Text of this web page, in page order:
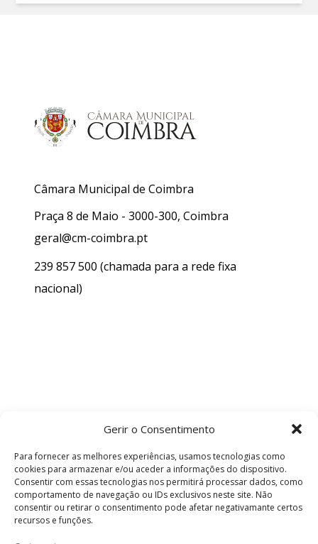
Gerir o Consentimento
Para fornecer as melhores experiências, usamos tecnologias como
cookies para armazenar e/ou aceder a informações do dispositivo.
Consentir com essas tecnologias nos permitirá processar dados, como
comportamento de navegação ou IDs exclusivos neste site. Não
consentir ou retirar o consentimento pode afetar negativamante certos
recursos e funções.
Câmara Municipal de Coimbra
Praça 8 de Maio - 3000-300, Coimbra
geral@cm-coimbra.pt
239 857 500 (chamada para a rede fixa
nacional)